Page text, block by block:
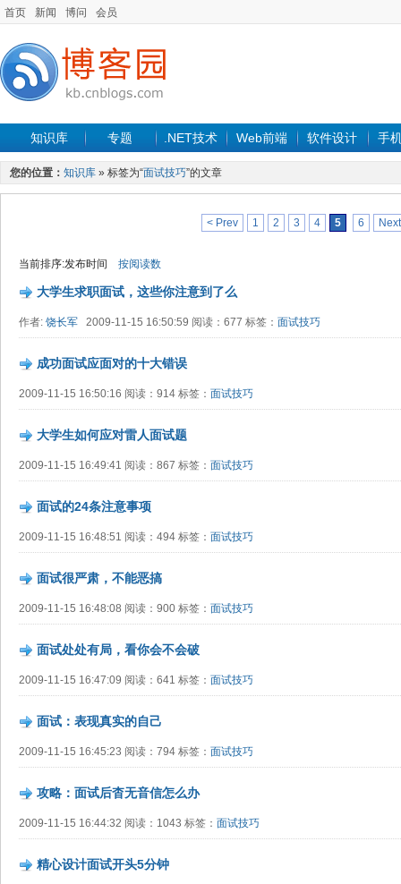
首页 新闻 博问 会员
知识库 专题 .NET技术 Web前端 软件设计 手
您的位置： 知识库 » 标签为“面试技巧”的文章
< Prev 1 2 3 4 5 6
当前排序:发布时间 按阅读数
大学生求职面试，这些你注意到了么
作者: 饶长军 2009-11-15 16:50:59 阅读：677 标签： 面试技巧
成功面试应面对的十大错误
2009-11-15 16:50:16 阅读：914 标签： 面试技巧
大学生如何应对雷人面试题
2009-11-15 16:49:41 阅读：867 标签： 面试技巧
面试的24条注意事项
2009-11-15 16:48:51 阅读：494 标签： 面试技巧
面试很严肃，不能恶搞
2009-11-15 16:48:08 阅读：900 标签： 面试技巧
面试处处有局，看你会不会破
2009-11-15 16:47:09 阅读：641 标签： 面试技巧
面试：表现真实的自己
2009-11-15 16:45:23 阅读：794 标签： 面试技巧
攻略：面试后杳无音信怎么办
2009-11-15 16:44:32 阅读：1043 标签： 面试技巧
精心设计面试开头5分钟